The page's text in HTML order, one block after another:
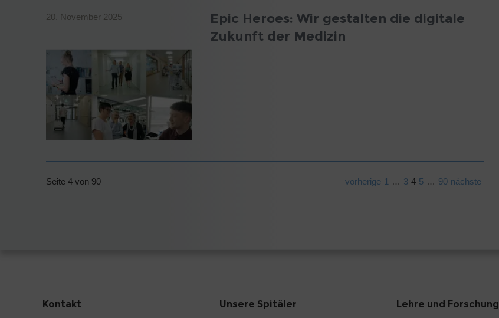
20. November 2025
Epic Heroes: Wir gestalten die digitale
Zukunft der Medizin
Seite 4 von 90 vorherige 1 … 3 4 5 … 90 nächste
Kontakt Unsere Spitäler Lehre und Forschung